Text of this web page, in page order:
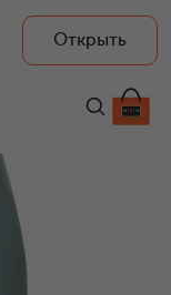
Открыть